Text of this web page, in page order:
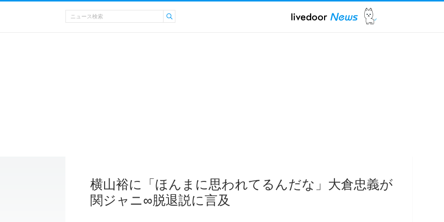
横山裕に「ほんまに思われてるんだな」大倉忠義が
関ジャニ∞脱退説に言及